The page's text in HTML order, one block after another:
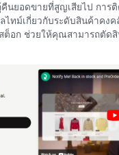
นยอดขายที่สูญเสียไป การ
ไทม์เกี่ยวกับระดับสินค้าคงค
ต็อก ช่วยให้คุณสามารถตัด